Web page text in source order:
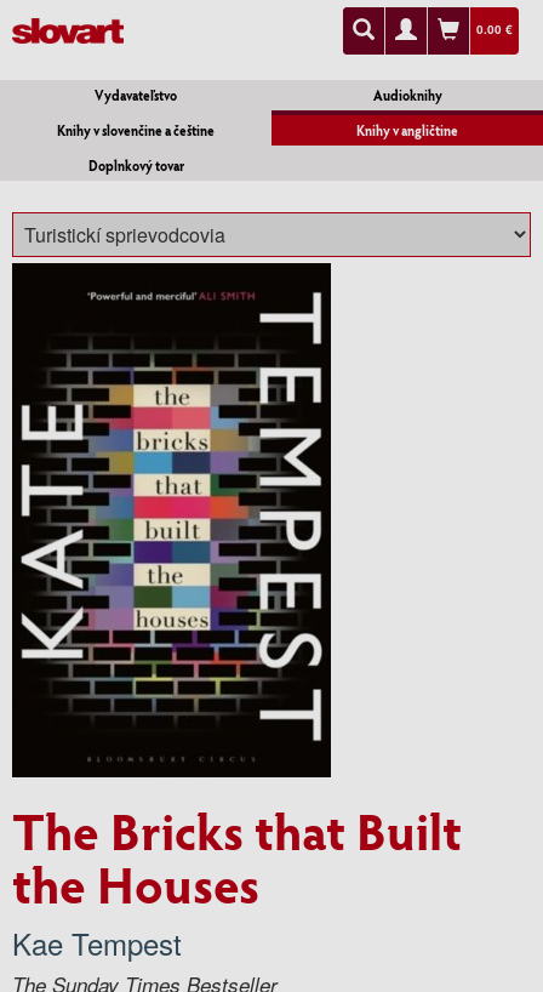
0.00 €
Vydavateľstvo
Audioknihy
Knihy v slovenčine a češtine
Knihy v angličtine
Doplnkový tovar
The Bricks that Built
the Houses
Kae Tempest
The Sunday Times Bestseller